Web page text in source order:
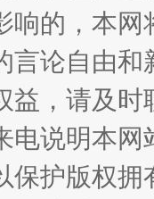
三轮上
响的，本
言论自由
益，请及
电说明本
保护版权